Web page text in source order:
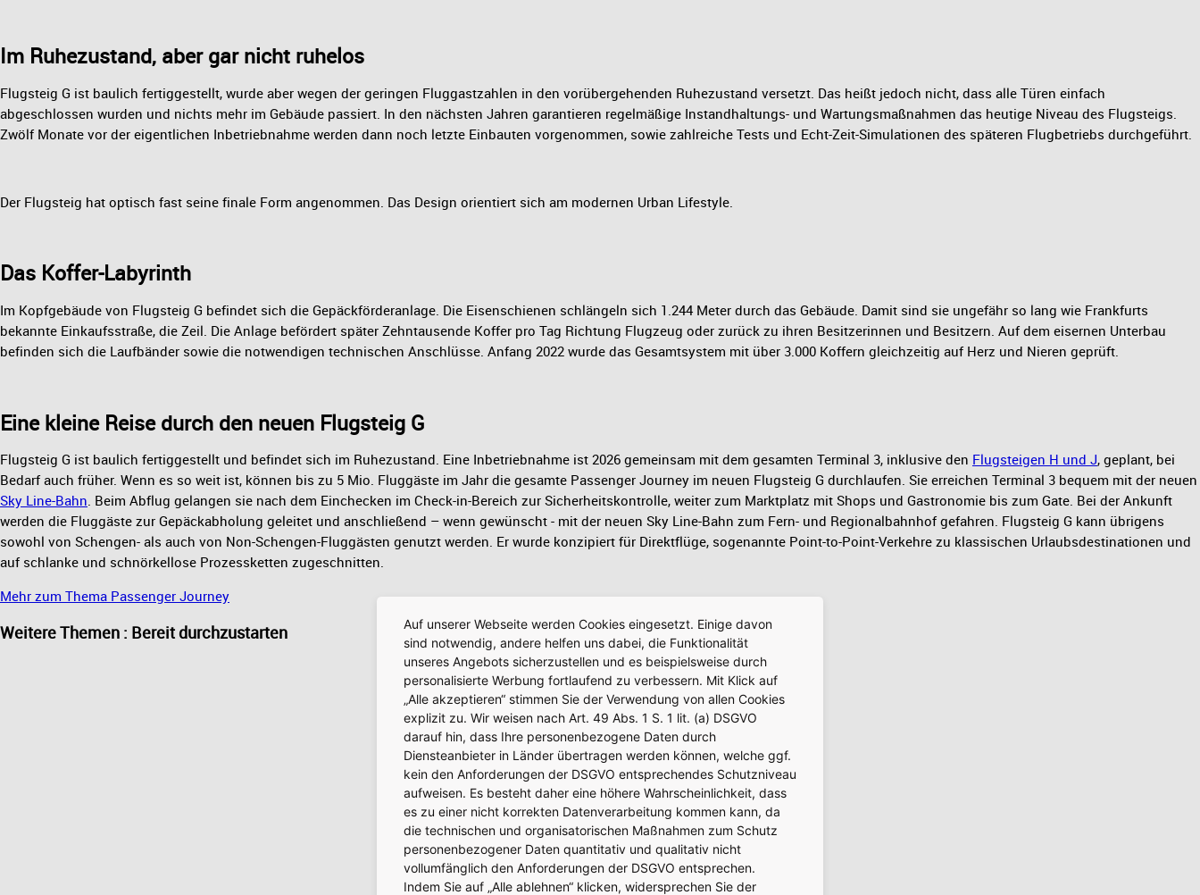
Im Ruhezustand, aber gar nicht ruhelos
Flugsteig G ist baulich fertiggestellt, wurde aber wegen der geringen Fluggastzahlen in den vorübergehenden Ruhezustand versetzt. Das heißt jedoch nicht, dass alle Türen einfach
abgeschlossen wurden und nichts mehr im Gebäude passiert. In den nächsten Jahren garantieren regelmäßige Instandhaltungs- und Wartungsmaßnahmen das heutige Niveau des Flugsteigs.
Zwölf Monate vor der eigentlichen Inbetriebnahme werden dann noch letzte Einbauten vorgenommen, sowie zahlreiche Tests und Echt-Zeit-Simulationen des späteren Flugbetriebs durchgeführt.
Der Flugsteig hat optisch fast seine finale Form angenommen. Das Design orientiert sich am modernen Urban Lifestyle.
Das Koffer-Labyrinth
Im Kopfgebäude von Flugsteig G befindet sich die Gepäckförderanlage. Die Eisenschienen schlängeln sich 1.244 Meter durch das Gebäude. Damit sind sie ungefähr so lang wie Frankfurts
bekannte Einkaufsstraße, die Zeil. Die Anlage befördert später Zehntausende Koffer pro Tag Richtung Flugzeug oder zurück zu ihren Besitzerinnen und Besitzern. Auf dem eisernen Unterbau
befinden sich die Laufbänder sowie die notwendigen technischen Anschlüsse. Anfang 2022 wurde das Gesamtsystem mit über 3.000 Koffern gleichzeitig auf Herz und Nieren geprüft.
Eine kleine Reise durch den neuen Flugsteig G
Flugsteig G ist baulich fertiggestellt und befindet sich im Ruhezustand. Eine Inbetriebnahme ist 2026 gemeinsam mit dem gesamten Terminal 3, inklusive den Flugsteigen H und J, geplant, bei
Bedarf auch früher. Wenn es so weit ist, können bis zu 5 Mio. Fluggäste im Jahr die gesamte Passenger Journey im neuen Flugsteig G durchlaufen. Sie erreichen Terminal 3 bequem mit der neuen
Sky Line-Bahn. Beim Abflug gelangen sie nach dem Einchecken im Check-in-Bereich zur Sicherheitskontrolle, weiter zum Marktplatz mit Shops und Gastronomie bis zum Gate. Bei der Ankunft
werden die Fluggäste zur Gepäckabholung geleitet und anschließend – wenn gewünscht - mit der neuen Sky Line-Bahn zum Fern- und Regionalbahnhof gefahren. Flugsteig G kann übrigens
sowohl von Schengen- als auch von Non-Schengen-Fluggästen genutzt werden. Er wurde konzipiert für Direktflüge, sogenannte Point-to-Point-Verkehre zu klassischen Urlaubsdestinationen und
auf schlanke und schnörkellose Prozessketten zugeschnitten.
Mehr zum Thema Passenger Journey
Weitere Themen : Bereit durchzustarten
Auf unserer Webseite werden Cookies eingesetzt. Einige davon
sind notwendig, andere helfen uns dabei, die Funktionalität
unseres Angebots sicherzustellen und es beispielsweise durch
personalisierte Werbung fortlaufend zu verbessern. Mit Klick auf
„Alle akzeptieren“ stimmen Sie der Verwendung von allen Cookies
explizit zu. Wir weisen nach Art. 49 Abs. 1 S. 1 lit. (a) DSGVO
darauf hin, dass Ihre personenbezogene Daten durch
Diensteanbieter in Länder übertragen werden können, welche ggf.
kein den Anforderungen der DSGVO entsprechendes Schutzniveau
aufweisen. Es besteht daher eine höhere Wahrscheinlichkeit, dass
es zu einer nicht korrekten Datenverarbeitung kommen kann, da
die technischen und organisatorischen Maßnahmen zum Schutz
personenbezogener Daten quantitativ und qualitativ nicht
vollumfänglich den Anforderungen der DSGVO entsprechen.
Indem Sie auf „Alle ablehnen“ klicken, widersprechen Sie der